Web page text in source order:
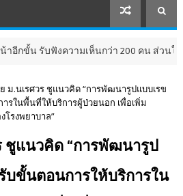
งความเห็นกว่า 200 คน ส่วนใหญ่เห็นพ้อง
ม.นเรศวร ชูแนวคิด “การพัฒนารูปแบบเรข
รในพื้นที่ให้บริการผู้ป่วยนอก เพื่อเพิ่ม
โรงพยาบาล”
ชูแนวคิด “การพัฒนารูป
บขั้นตอนการให้บริการใน